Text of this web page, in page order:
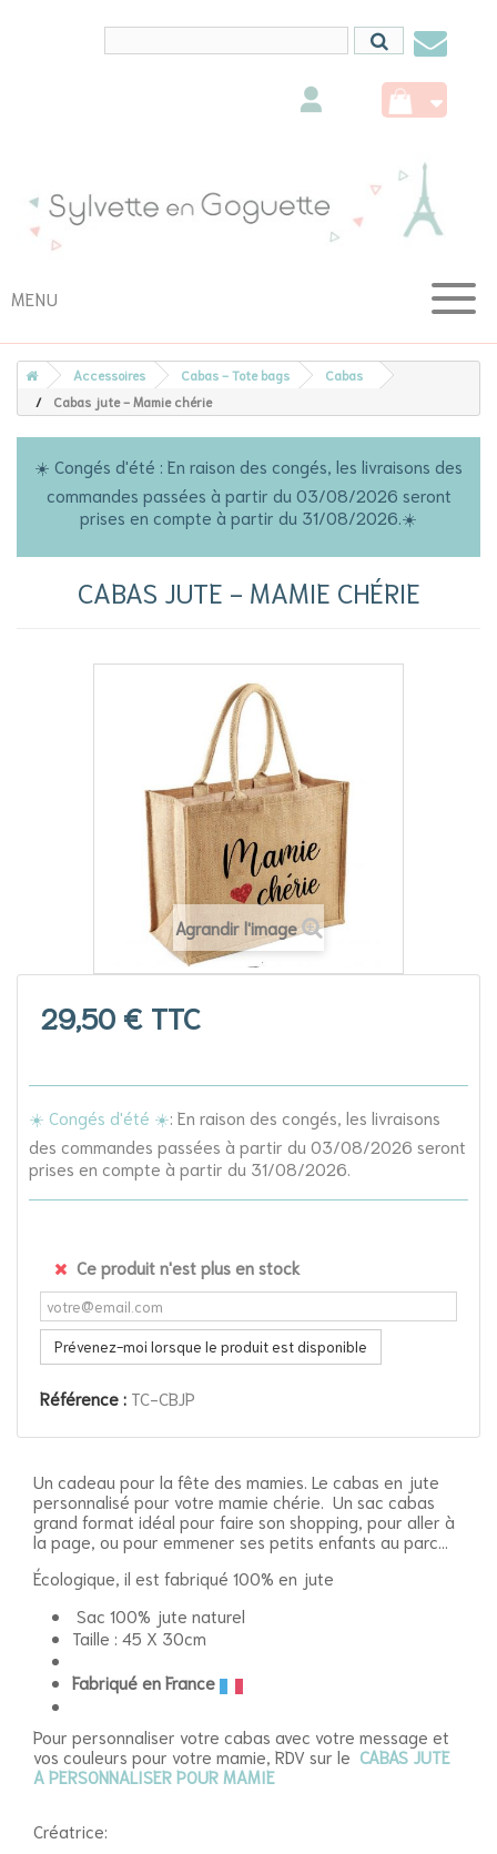
nous
MENU
Accessoires Cabas - Tote bags
Cabas
Cabas jute - Mamie chérie
☀️ Congés d'été : En raison des congés, les livraisons des
commandes passées à partir du 03/08/2026 seront
prises en compte à partir du 31/08/2026.☀️
CABAS JUTE - MAMIE CHÉRIE
Agrandir l'image
Un cadeau pour la fête des mamies. Le cabas en jute
personnalisé pour votre mamie chérie. Un sac cabas
grand format idéal pour faire son shopping, pour aller à
la page, ou pour emmener ses petits enfants au parc...
Écologique, il est fabriqué 100% en jute
Sac 100% jute naturel
Taille : 45 X 30cm
Fabriqué en France
Pour personnaliser votre cabas avec votre message et
vos couleurs pour votre mamie, RDV sur le CABAS JUTE
A PERSONNALISER POUR MAMIE
Créatrice:
29,50 € TTC
☀️ Congés d'été ☀️: En raison des congés, les livraisons
des commandes passées à partir du 03/08/2026 seront
prises en compte à partir du 31/08/2026.
Ce produit n'est plus en stock
Prévenez-moi lorsque le produit est disponible
Référence : TC-CBJP